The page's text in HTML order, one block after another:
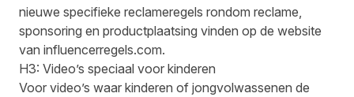
nieuwe specifieke reclameregels rondom reclame,
sponsoring en productplaatsing vinden op de website
van influencerregels.com.
H3: Video’s speciaal voor kinderen
Voor video’s waar kinderen of jongvolwassenen de